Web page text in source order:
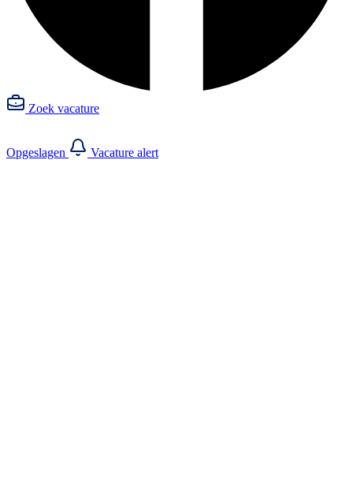
Zoek vacature
Opgeslagen Vacature alert